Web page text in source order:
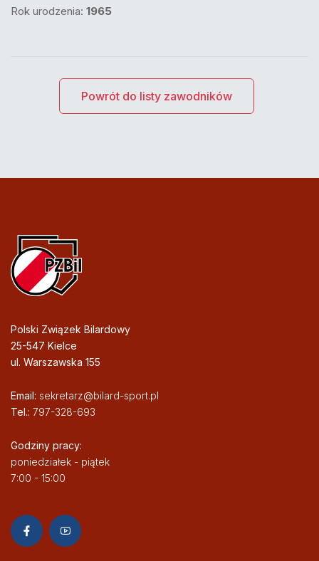
Rok urodzenia: 1965
Powrót do listy zawodników
Polski Związek Bilardowy
25-547 Kielce
ul. Warszawska 155
Email: sekretarz@bilard-sport.pl
Tel.: 797-328-693
Godziny pracy:
poniedziałek - piątek
7:00 - 15:00